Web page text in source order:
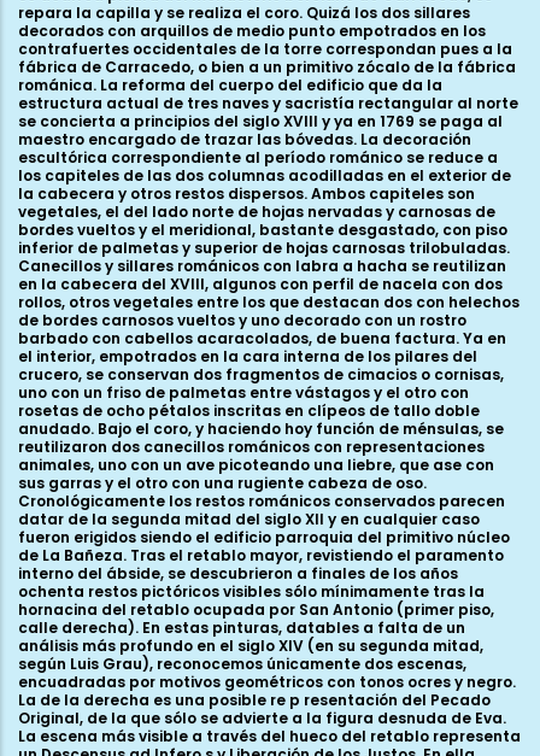
repara la capilla y se realiza el coro. Quizá los dos sillares
decorados con arquillos de medio punto empotrados en los
contrafuertes occidentales de la torre correspondan pues a la
fábrica de Carracedo, o bien a un primitivo zócalo de la fábrica
románica. La reforma del cuerpo del edificio que da la
estructura actual de tres naves y sacristía rectangular al norte
se concierta a principios del siglo XVIII y ya en 1769 se paga al
maestro encargado de trazar las bóvedas. La decoración
escultórica correspondiente al período románico se reduce a
los capiteles de las dos columnas acodilladas en el exterior de
la cabecera y otros restos dispersos. Ambos capiteles son
vegetales, el del lado norte de hojas nervadas y carnosas de
bordes vueltos y el meridional, bastante desgastado, con piso
inferior de palmetas y superior de hojas carnosas trilobuladas.
Canecillos y sillares románicos con labra a hacha se reutilizan
en la cabecera del XVIII, algunos con perfil de nacela con dos
rollos, otros vegetales entre los que destacan dos con helechos
de bordes carnosos vueltos y uno decorado con un rostro
barbado con cabellos acaracolados, de buena factura. Ya en
el interior, empotrados en la cara interna de los pilares del
crucero, se conservan dos fragmentos de cimacios o cornisas,
uno con un friso de palmetas entre vástagos y el otro con
rosetas de ocho pétalos inscritas en clípeos de tallo doble
anudado. Bajo el coro, y haciendo hoy función de ménsulas, se
reutilizaron dos canecillos románicos con representaciones
animales, uno con un ave picoteando una liebre, que ase con
sus garras y el otro con una rugiente cabeza de oso.
Cronológicamente los restos románicos conservados parecen
datar de la segunda mitad del siglo XII y en cualquier caso
fueron erigidos siendo el edificio parroquia del primitivo núcleo
de La Bañeza. Tras el retablo mayor, revistiendo el paramento
interno del ábside, se descubrieron a finales de los años
ochenta restos pictóricos visibles sólo mínimamente tras la
hornacina del retablo ocupada por San Antonio (primer piso,
calle derecha). En estas pinturas, datables a falta de un
análisis más profundo en el siglo XIV (en su segunda mitad,
según Luis Grau), reconocemos únicamente dos escenas,
encuadradas por motivos geométricos con tonos ocres y negro.
La de la derecha es una posible re p resentación del Pecado
Original, de la que sólo se advierte a la figura desnuda de Eva.
La escena más visible a través del hueco del retablo representa